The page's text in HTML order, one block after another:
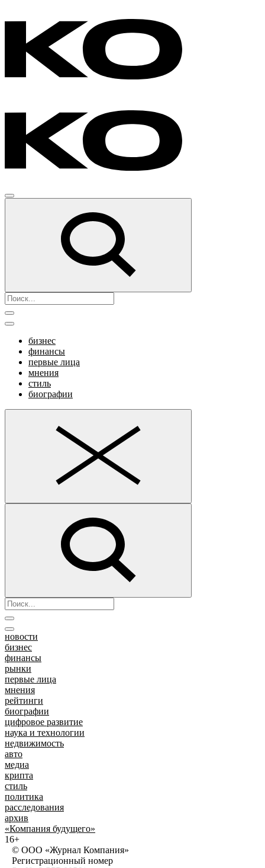
бизнес
финансы
первые лица
мнения
стиль
биографии
новости
бизнес
финансы
рынки
первые лица
мнения
рейтинги
биографии
цифровое развитие
наука и технологии
недвижимость
авто
медиа
крипта
стиль
политика
расследования
архив
«Компания будущего»
16+
© ООО «Журнал Компания»
Регистрационный номер